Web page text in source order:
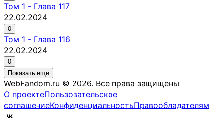
Том 1 - Глава 117
22.02.2024
0
Том 1 - Глава 116
22.02.2024
0
Показать ещё
WebFandom.ru © 2026. Все права защищены
О проектеПользовательское
соглашениеКонфиденциальностьПравообладателям